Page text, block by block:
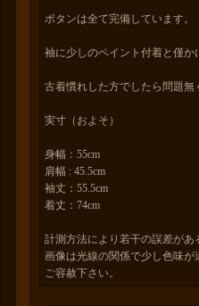
ボタンは全て完備しています。
袖に少しのペイント付着と僅
古着慣れした方でしたら問題無
実寸（およそ）
身幅：55cm
肩幅 : 45.5cm
袖丈：55.5cm
着丈：74cm
計測方法により若干の誤差があ
画像は光線の関係で少し色味が
ご容赦下さい。